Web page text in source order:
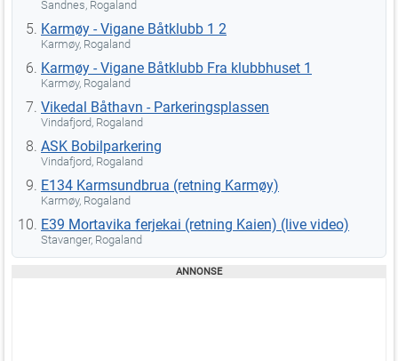
Sandnes, Rogaland
Karmøy - Vigane Båtklubb 1 2
Karmøy, Rogaland
Karmøy - Vigane Båtklubb Fra klubbhuset 1
Karmøy, Rogaland
Vikedal Båthavn - Parkeringsplassen
Vindafjord, Rogaland
ASK Bobilparkering
Vindafjord, Rogaland
E134 Karmsundbrua (retning Karmøy)
Karmøy, Rogaland
E39 Mortavika ferjekai (retning Kaien) (live video)
Stavanger, Rogaland